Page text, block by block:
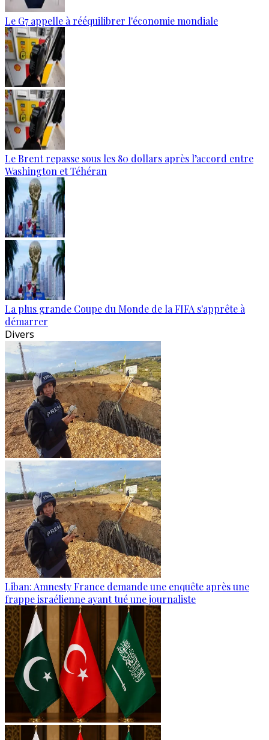
Le G7 appelle à rééquilibrer l'économie mondiale
Le Brent repasse sous les 80 dollars après l’accord entre
Washington et Téhéran
La plus grande Coupe du Monde de la FIFA s'apprête à
démarrer
Divers
Liban: Amnesty France demande une enquête après une
frappe israélienne ayant tué une journaliste